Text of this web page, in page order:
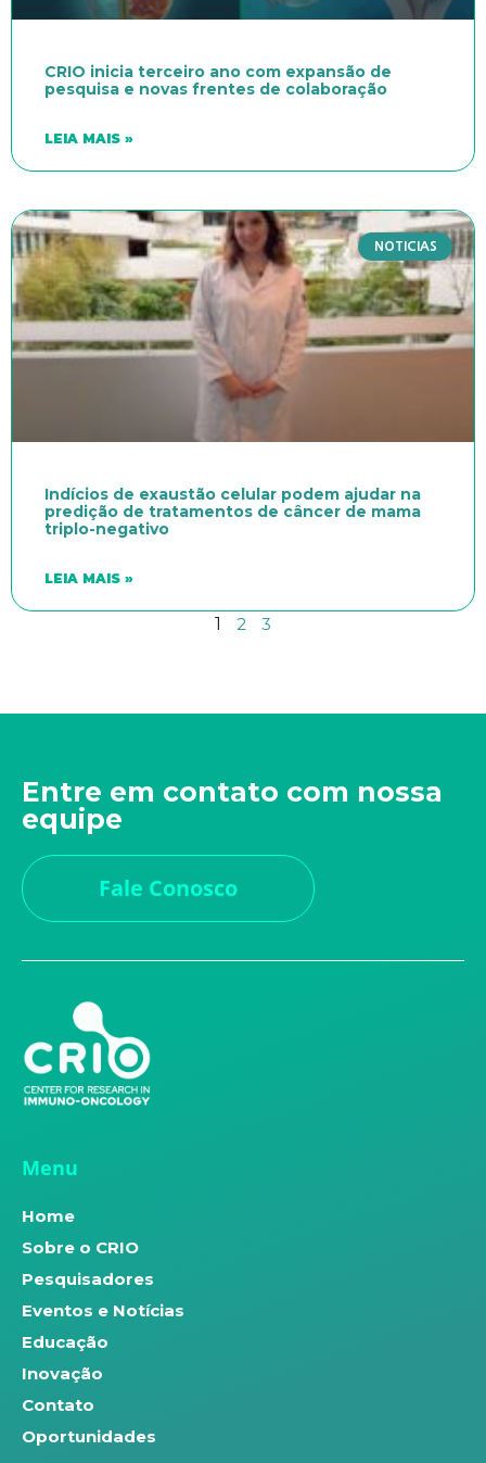
CRIO inicia terceiro ano com expansão de
pesquisa e novas frentes de colaboração
LEIA MAIS »
NOTICIAS
Indícios de exaustão celular podem ajudar na
predição de tratamentos de câncer de mama
triplo-negativo
LEIA MAIS »
1 2 3
Entre em contato com nossa
equipe
Fale Conosco
Menu
Home
Sobre o CRIO
Pesquisadores
Eventos e Notícias
Educação
Inovação
Contato
Oportunidades